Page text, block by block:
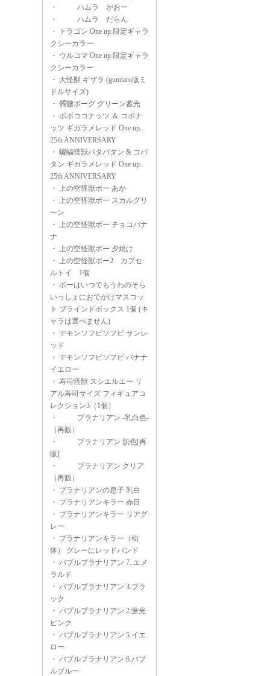
・
ハムラ がおー
・
ハムラ だらん
・
トラゴン One up.限定ギャラ
クシーカラー
・ ウルコマ One up.限定ギャラ
クシーカラー
・ 大怪獣 ギザラ (gumtaro版ミ
ドルサイズ)
・ 髑髏ボーグ グリーン蓄光
・ ボボココナッツ ＆ コボナ
ッツ ギガラメレッド One up.
25th ANNIVERSARY
・ 蝙蝠怪獣パタパタン & コパ
タン ギガラメレッド One up.
25th ANNIVERSARY
・ 上の空怪獣ボー あか
・ 上の空怪獣ボー スカルグリ
ーン
・ 上の空怪獣ボー チョコバナ
ナ
・ 上の空怪獣ボー 夕焼け
・ 上の空怪獣ボー2 カプセ
ルトイ 1個
・ ボーはいつでもうわのそら
いっしょにおでかけマスコッ
ト ブラインドボックス 1個 (キ
ャラは選べません)
・ デモンソフビソフビ サンレ
ッド
・ デモンソフビソフビ バナナ
イエロー
・ 寿司怪獣 スシエルエー リ
アル寿司サイズ フィギュアコ
レクション3（1個）
・
プラナリアン -乳白色-
（再販）
・
プラナリアン 肌色[再
販]
・
プラナリアン クリア
（再販）
・ プラナリアンの息子 乳白
・ プラナリアンキラー 赤目
・ プラナリアンキラー リアグ
レー
・ プラナリアンキラー（幼
体） グレーにレッドバンド
・ バブルプラナリアン 7. エメ
ラルド
・ バブルプラナリアン 3.ブラ
ック
・ バブルプラナリアン 2.蛍光
ピンク
・ バブルプラナリアン 5.イエ
ロー
・ バブルプラナリアン 6.バブ
ルブルー